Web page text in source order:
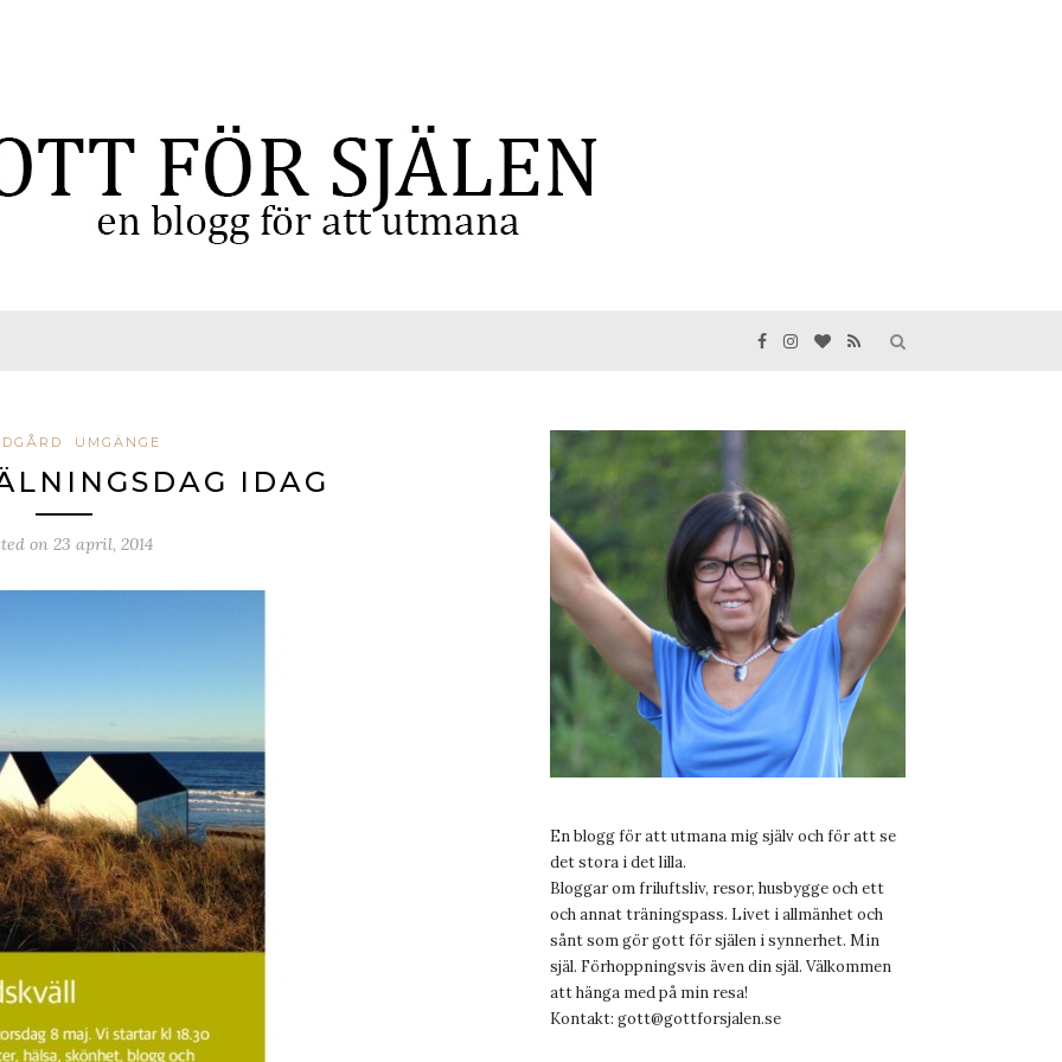
UMGÄNGE
IDAG
on 23 april, 2014
En blogg för att utmana mig själv och för att se
det stora i det lilla.
Bloggar om friluftsliv, resor, husbygge och ett
och annat träningspass. Livet i allmänhet och
sånt som gör gott för själen i synnerhet. Min
själ. Förhoppningsvis även din själ. Välkommen
att hänga med på min resa!
Kontakt: gott@gottforsjalen.se